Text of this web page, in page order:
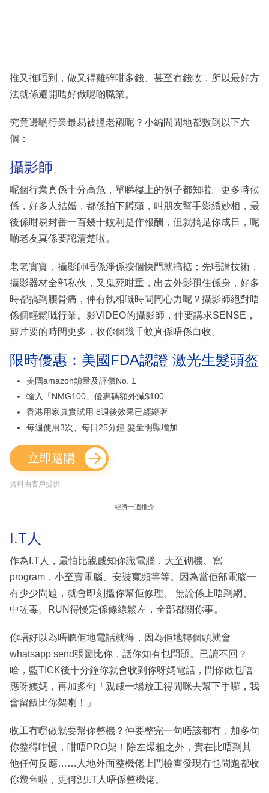
推又推唔到，做又得雞碎咁多錢、甚至冇錢收，所以最好方
法就係避開唔好做呢啲職業。
究竟邊啲行業最易被搵老襯呢？小編閒閒地都數到以下六
個：
攝影師
呢個行業真係十分高危，單睇樓上的例子都知啦。更多時候
係，好多人結婚，都係拍下膊頭，叫朋友幫手影緍妙相，最
後係咁易封番一百幾十蚊利是作報酬，但就搞足你成日，呢
啲老友真係要認清楚啦。
老老實實，攝影師唔係淨係按個快門就搞掂；先唔講技術，
攝影器材全部私伙，又鬼死咁重，出去外影孭住係身，好多
時都搞到腰骨痛，仲有執相嘅時間同心力呢？攝影師絕對唔
係個輕鬆嘅行業。影VIDEO的攝影師，仲要講求SENSE，
剪片要的時間更多，收你個幾千蚊真係唔係白收。
限時優惠：美國FDA認證 激光生髮頭盔
美國amazon鎖量及評價No. 1
輸入「NMG100」優惠碼額外減$100
香港用家真實試用 8週後效果已經顯著
每週使用3次、每日25分鐘 髮量明顯增加
立即選購
資料由客戶提供
經濟一週推介
I.T人
作為I.T人，最怕比親戚知你識電腦，大至砌機、寫
program，小至賣電腦、安裝寬頻等等。因為當佢部電腦一
有少少問題，就會即刻搵你幫佢修理。 無論係上唔到網、
中咗毒、RUN得慢定係條線鬆左，全部都關你事。
你唔好以為唔聽佢地電話就得，因為佢地轉個頭就會
whatsapp send張圖比你，話你知有乜問題。已讀不回？
哈，藍TICK後十分鐘你就會收到你呀媽電話，問你做乜唔
應呀姨媽，再加多句「親戚一場放工得閒咪去幫下手囉，我
會留飯比你架喇！」
收工冇嘢做就要幫你整機？仲要整完一句唔該都冇，加多句
你整得咁慢，咁唔PRO架！除左爆粗之外，實在比唔到其
他任何反應……人地外面整機佬上門檢查發現冇乜問題都收
你幾舊啦，更何況I.T人唔係整機佬。